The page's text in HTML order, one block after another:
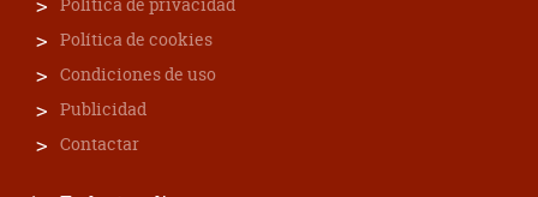
Política de cookies
Condiciones de uso
Publicidad
Contactar